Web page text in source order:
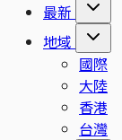
最新
地域
國際
大陸
香港
台灣